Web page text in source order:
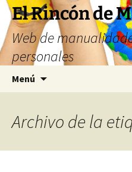
Saltar
contenido
El Rincón de
Web de
personales
Menú
Archivo de la